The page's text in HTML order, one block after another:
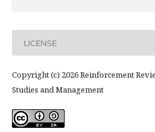
LICENSE
Copyright (c) 2026 Reinforcement
Studies and Management